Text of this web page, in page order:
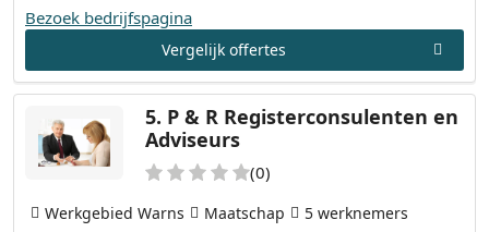
Bezoek bedrijfspagina
Vergelijk offertes
5. P & R Registerconsulenten en
Adviseurs
(0)
Werkgebied Warns Maatschap 5 werknemers